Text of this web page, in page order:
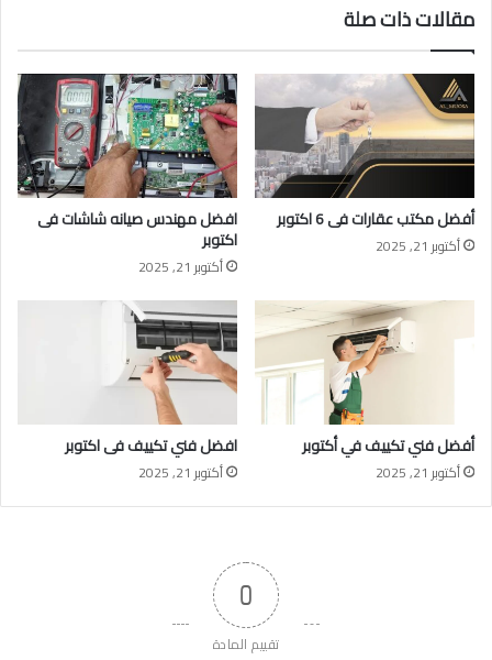
مقالات ذات صلة
أفضل مكتب عقارات فى 6 اكتوبر
أكتوبر 21, 2025
افضل مهندس صيانه شاشات فى
اكتوبر
أكتوبر 21, 2025
أفضل فني تكييف في أكتوبر
أكتوبر 21, 2025
افضل فني تكييف فى اكتوبر
أكتوبر 21, 2025
0
تقييم المادة